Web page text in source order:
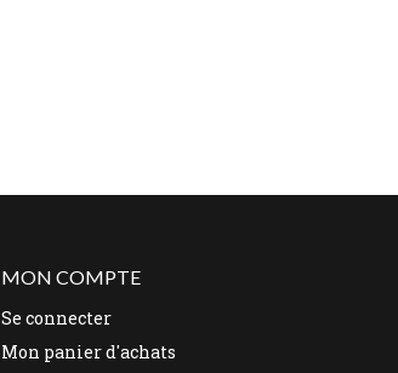
MON COMPTE
Se connecter
Mon panier d'achats